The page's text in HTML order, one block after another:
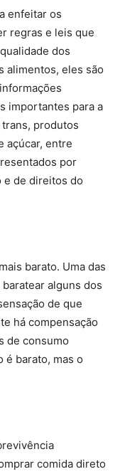
enfeitar os
regras e leis que
dos
alimentos, eles são
importantes para a
produtos
açúcar, entre
por
e de direitos do
barato. Uma das
alguns dos
de que
há compensação
de consumo
é barato, mas o
comida direto